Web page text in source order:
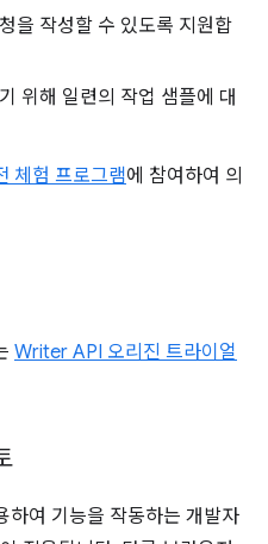
을 작성할 수 있도록 지원합
위해 일련의 작업 샘플에 대
체험 프로그램에 참여하여 의
Writer API 오리진 트라이얼
여 기능을 작동하는 개발자